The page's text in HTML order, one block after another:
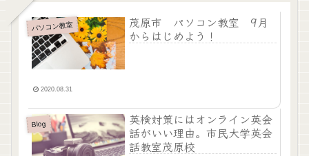
パソコン教室
茂原市 パソコン教室 9月
からはじめよう！
2020.08.31
Blog
英検対策にはオンライン英会
話がいい理由。市民大学英会
話教室茂原校